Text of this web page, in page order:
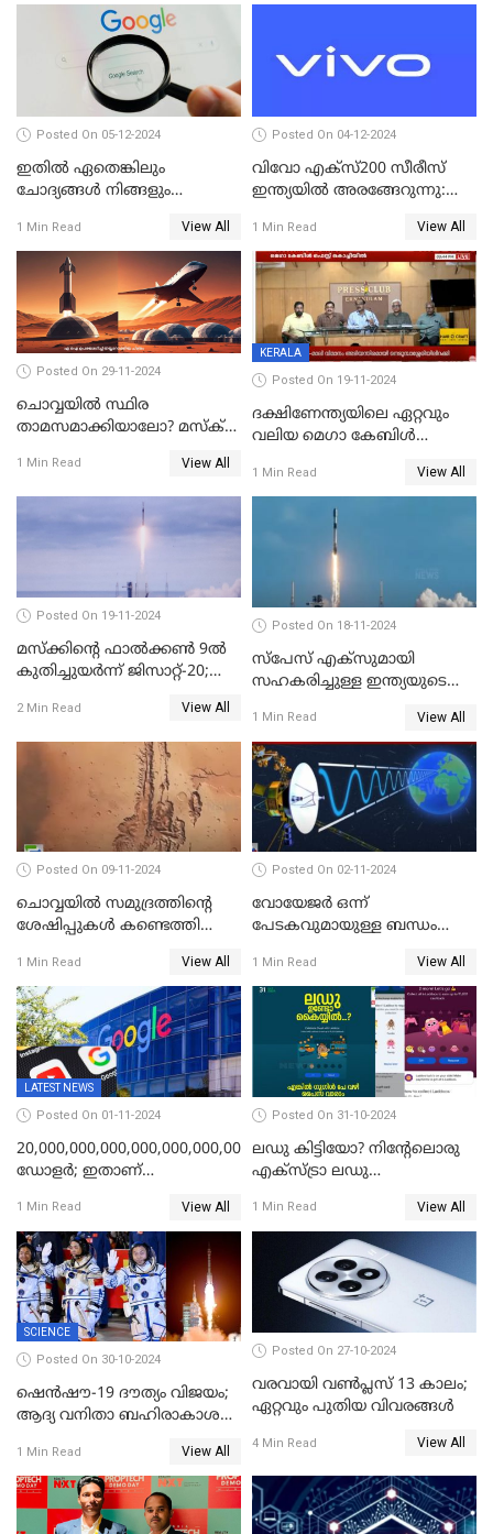
പുതുപുത്തൻ ഫീച്ചർ
Posted On 05-12-2024
ഇതിൽ ഏതെങ്കിലും
ചോദ്യങ്ങൾ നിങ്ങളും
ഗൂഗിളിൽ ഏറ്റവുമധികം
ആളുകൾ ചോദിച്ച
ചോദ്യങ്ങൾ
1 Min Read View All
Posted On 04-12-2024
വിവോ എക്‌സ്200 സീരീസ്
ഇന്ത്യയിൽ അരങ്ങേറുന്നു:
ഫീച്ചറുകളും
1 Min Read View All
Posted On 29-11-2024
ചൊവ്വയിൽ സ്ഥിര
താമസമാക്കിയാലോ? മസ്ക്
1 Min Read View All
KERALA
Posted On 19-11-2024
ദക്ഷിണേന്ത്യയിലെ ഏറ്റവും
വലിയ മെഗാ കേബിള്‍
ഈ മാസം 21ന് കൊച്ചിയിൽ
ആരംഭിക്കും
1 Min Read View All
Posted On 19-11-2024
മസ്‌ക്കിന്റെ ഫാല്‍ക്കണ്‍ 9ൽ
കുതിച്ചുയർന്ന് ജിസാറ്റ്-20;
2 Min Read View All
Posted On 18-11-2024
സ്‌പേസ് എക്‌സുമായി
സഹകരിച്ചുള്ള ഇന്ത്യയുടെ
നാളെ
1 Min Read View All
Posted On 09-11-2024
ചൊവ്വയില്‍ സമുദ്രത്തിന്റെ
ശേഷിപ്പുകള്‍ കണ്ടെത്തി
1 Min Read View All
Posted On 02-11-2024
വോയേജര്‍ ഒന്ന്
പേടകവുമായുള്ള ബന്ധം
1 Min Read View All
LATEST NEWS
Posted On 01-11-2024
20,000,000,000,000,000,000,000,000,000,000,000
ഡോളര്‍; ഇതാണ്
ചാനലുകൾ യൂട്യൂബ്
തടഞ്ഞതാണ് കാരണം; കണ്ണ്
തള്ളി ഗൂഗിള്‍
1 Min Read View All
Posted On 31-10-2024
ലഡു കിട്ടിയോ? നിന്റേലൊരു
എക്സ്ട്രാ ലഡു
എല്ലായിടത്തും ഇതേ
പറയാനുള്ളു! ട്രെൻഡിങ്ങായി
ഗൂഗിൾ പേ ദീപാവലി ഓഫർ
1 Min Read View All
SCIENCE
Posted On 30-10-2024
ഷെന്‍ഷൗ-19 ദൗത്യം വിജയം;
ആദ്യ വനിതാ ബഹിരാകാശ
പേർ ടിയാൻഗോങിൽ
1 Min Read View All
Posted On 27-10-2024
വരവായി വൺപ്ലസ് 13 കാലം;
ഏറ്റവും പുതിയ വിവരങ്ങൾ
4 Min Read View All